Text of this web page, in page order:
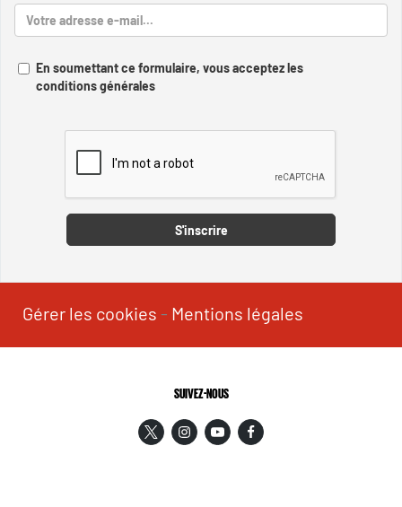
En soumettant ce formulaire, vous acceptez les
conditions générales
S'inscrire
Gérer les cookies - Mentions légales
SUIVEZ-NOUS